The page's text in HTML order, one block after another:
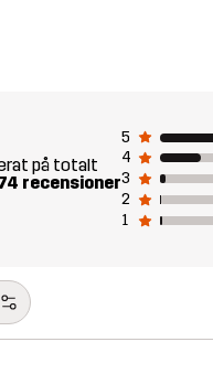
på totalt
recensioner
5
4
3
2
1